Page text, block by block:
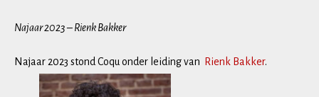
Najaar 2023 – Rienk Bakker
Najaar 2023 stond Coqu onder leiding van Rienk Bakker.